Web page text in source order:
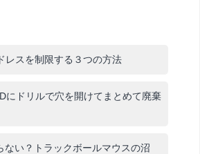
レスを制限する３つの方法
にドリルで穴を開けてまとめて廃棄
ない？トラックボールマウスの沼